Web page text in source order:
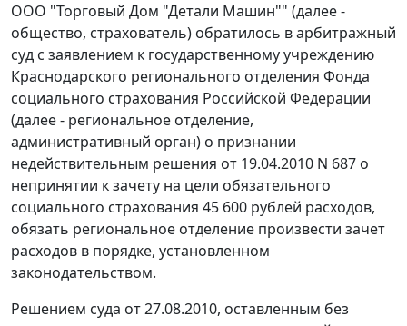
ООО "Торговый Дом "Детали Машин"" (далее -
общество, страхователь) обратилось в арбитражный
суд с заявлением к государственному учреждению
Краснодарского регионального отделения Фонда
социального страхования Российской Федерации
(далее - региональное отделение,
административный орган) о признании
недействительным решения от 19.04.2010 N 687 о
непринятии к зачету на цели обязательного
социального страхования 45 600 рублей расходов,
обязать региональное отделение произвести зачет
расходов в порядке, установленном
законодательством.
Решением суда от 27.08.2010, оставленным без